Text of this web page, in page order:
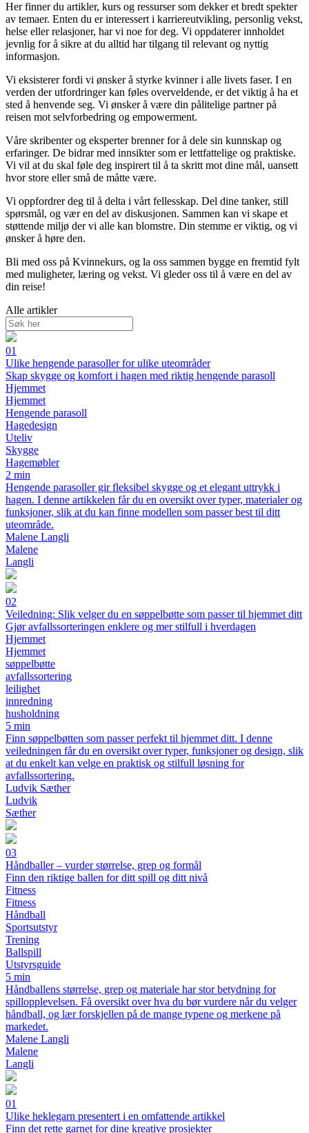
Her finner du artikler, kurs og ressurser som dekker et bredt spekter
av temaer. Enten du er interessert i karriereutvikling, personlig vekst,
helse eller relasjoner, har vi noe for deg. Vi oppdaterer innholdet
jevnlig for å sikre at du alltid har tilgang til relevant og nyttig
informasjon.
Vi eksisterer fordi vi ønsker å styrke kvinner i alle livets faser. I en
verden der utfordringer kan føles overveldende, er det viktig å ha et
sted å henvende seg. Vi ønsker å være din pålitelige partner på
reisen mot selvforbedring og empowerment.
Våre skribenter og eksperter brenner for å dele sin kunnskap og
erfaringer. De bidrar med innsikter som er lettfattelige og praktiske.
Vi vil at du skal føle deg inspirert til å ta skritt mot dine mål, uansett
hvor store eller små de måtte være.
Vi oppfordrer deg til å delta i vårt fellesskap. Del dine tanker, still
spørsmål, og vær en del av diskusjonen. Sammen kan vi skape et
støttende miljø der vi alle kan blomstre. Din stemme er viktig, og vi
ønsker å høre den.
Bli med oss på Kvinnekurs, og la oss sammen bygge en fremtid fylt
med muligheter, læring og vekst. Vi gleder oss til å være en del av
din reise!
Alle artikler
01
Ulike hengende parasoller for ulike uteområder
Skap skygge og komfort i hagen med riktig hengende parasoll
Hjemmet
Hjemmet
Hengende parasoll
Hagedesign
Uteliv
Skygge
Hagemøbler
2 min
Hengende parasoller gir fleksibel skygge og et elegant uttrykk i
hagen. I denne artikkelen får du en oversikt over typer, materialer og
funksjoner, slik at du kan finne modellen som passer best til ditt
uteområde.
Malene Langli
Malene
Langli
02
Veiledning: Slik velger du en søppelbøtte som passer til hjemmet ditt
Gjør avfallssorteringen enklere og mer stilfull i hverdagen
Hjemmet
Hjemmet
søppelbøtte
avfallssortering
leilighet
innredning
husholdning
5 min
Finn søppelbøtten som passer perfekt til hjemmet ditt. I denne
veiledningen får du en oversikt over typer, funksjoner og design, slik
at du enkelt kan velge en praktisk og stilfull løsning for
avfallssortering.
Ludvik Sæther
Ludvik
Sæther
03
Håndballer – vurder størrelse, grep og formål
Finn den riktige ballen for ditt spill og ditt nivå
Fitness
Fitness
Håndball
Sportsutstyr
Trening
Ballspill
Utstyrsguide
5 min
Håndballens størrelse, grep og materiale har stor betydning for
spillopplevelsen. Få oversikt over hva du bør vurdere når du velger
håndball, og lær forskjellen på de mange typene og merkene på
markedet.
Malene Langli
Malene
Langli
01
Ulike heklegarn presentert i en omfattende artikkel
Finn det rette garnet for dine kreative prosjekter